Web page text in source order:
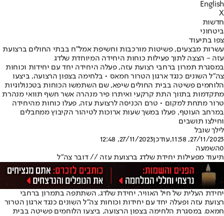
English
X
חדשות
ביטחוני
צפו בתיעוד
עשרות מבצעים, פשיטות מורכבות וחשיפת אמל"ח בבתי החולים ברצועת
עזה - הצצה לתוך פעילות כוחות היחידה המיוחדת שלדג
במסגרת תמרון ברחבי רצועת עזה, פעלה היחידה יחד עם יחידות וכוחות
צה״ל השונים כנגד ארגון הטרור חמאס • בלחימה בצפון הרצועה, ביצעו
הלוחמים פשיטה בבית החולים שיפא, שם השתמשו הכוחות בטכנולוגיות
מתקדמות בתווך התת קרקעי ואיתרו פיר מנהרה אשר חשף תוואי מנהרת
טרור מתחת למקום • טרם הכניסה לרצועת עזה, פעלו כוחות מהיחידה
במרחב העוטף, פעלו במשך שעות ארוכות לטיהור הקיבוץ ממחבלים
וחילצו תושבים
לילך שובל
27/11/2023, 11:58
,עודכן27/11/2023, 12:48
0השמעה
תיעוד מפעילות יחידת שלדג ברצועת עזה // דובר צה"ל
יחידת העלית של חיל האוויר, יחידת שלדג, השתתפה בתמרון ברחבי
רצועת עזה ופעלה יחד עם יחידות וכוחות צה״ל השונים כנגד ארגון הטרור
חמאס. במסגרת הלחימה בצפון הרצועה, ביצעו הלוחמים פשיטה בבית